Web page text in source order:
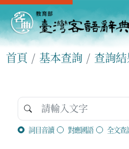
首頁 基本查詢 查詢
詞目音讀 對應國語 全文查